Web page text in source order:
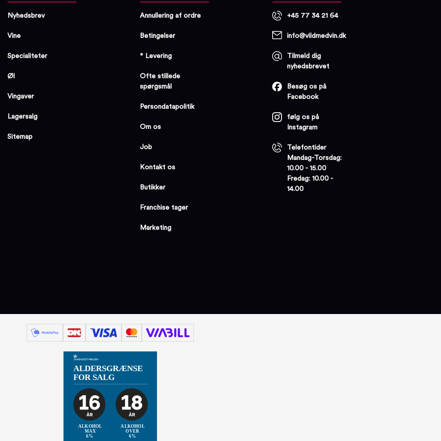
Nyhedsbrev
Vine
Specialiteter
Øl
Vingaver
Lagersalg
Sitemap
Annullering af ordre
Betingelser
* Levering
Ofte stillede
spørgsmål
Persondatapolitik
Om os
Job
Kontakt os
Butikker
Franchise tager
Marketing
+45 77 34 21 64
info@vildmedvin.dk
Tilmeld dig
nyhedsbrevet
Besøg os på
Facebook
følg os på
Instagram
Telefontider
Mandag-Torsdag:
10.00 - 15.00
Fredag: 10.00 -
14.00